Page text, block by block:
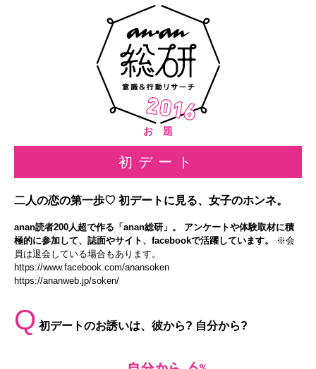
お 題
初デート
二人の恋の第一歩♡ 初デートに見る、女子のホンネ。
anan読者200人超で作る「anan総研」。 アンケートや体験取材に積
極的に参加して、誌面やサイト、facebookで活躍しています。
※会
員は退会している場合もあります。
https://www.facebook.com/anansoken
https://ananweb.jp/soken/
Q 初デートのお誘いは、彼から? 自分から?